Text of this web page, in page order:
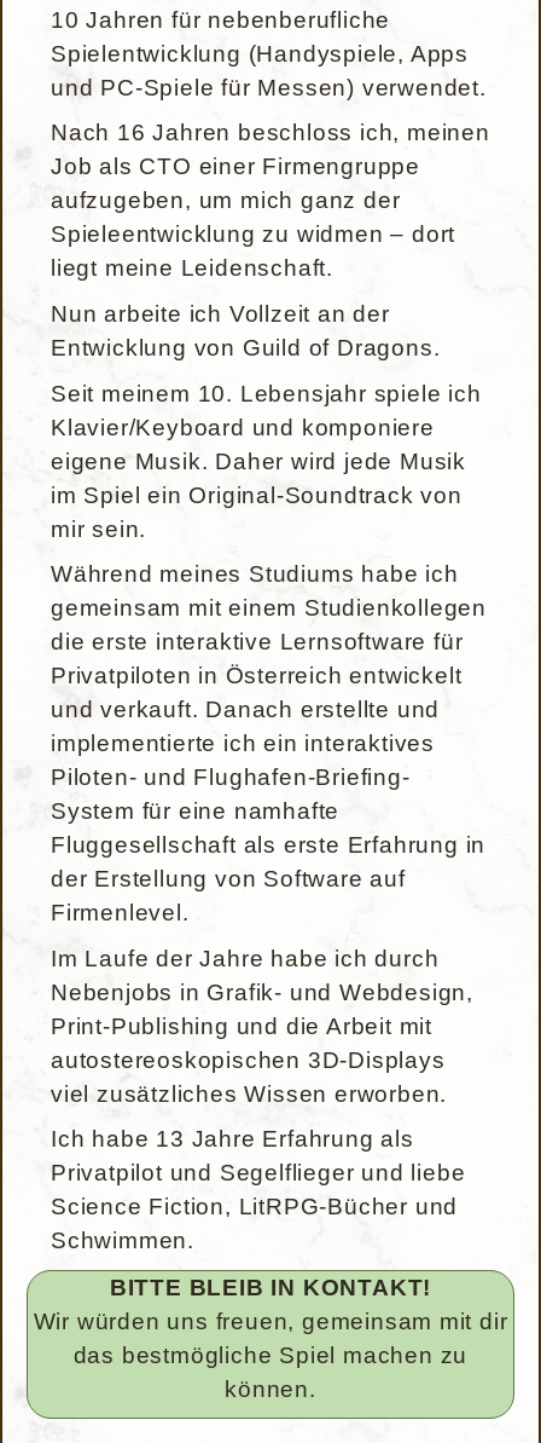
10 Jahren für nebenberufliche
Spielentwicklung (Handyspiele, Apps
und PC-Spiele für Messen) verwendet.
Nach 16 Jahren beschloss ich, meinen
Job als CTO einer Firmengruppe
aufzugeben, um mich ganz der
Spieleentwicklung zu widmen – dort
liegt meine Leidenschaft.
Nun arbeite ich Vollzeit an der
Entwicklung von Guild of Dragons.
Seit meinem 10. Lebensjahr spiele ich
Klavier/Keyboard und komponiere
eigene Musik. Daher wird jede Musik
im Spiel ein Original-Soundtrack von
mir sein.
Während meines Studiums habe ich
gemeinsam mit einem Studienkollegen
die erste interaktive Lernsoftware für
Privatpiloten in Österreich entwickelt
und verkauft. Danach erstellte und
implementierte ich ein interaktives
Piloten- und Flughafen-Briefing-
System für eine namhafte
Fluggesellschaft als erste Erfahrung in
der Erstellung von Software auf
Firmenlevel.
Im Laufe der Jahre habe ich durch
Nebenjobs in Grafik- und Webdesign,
Print-Publishing und die Arbeit mit
autostereoskopischen 3D-Displays
viel zusätzliches Wissen erworben.
Ich habe 13 Jahre Erfahrung als
Privatpilot und Segelflieger und liebe
Science Fiction, LitRPG-Bücher und
Schwimmen.
BITTE BLEIB IN KONTAKT!
Wir würden uns freuen, gemeinsam mit dir
das bestmögliche Spiel machen zu
können.